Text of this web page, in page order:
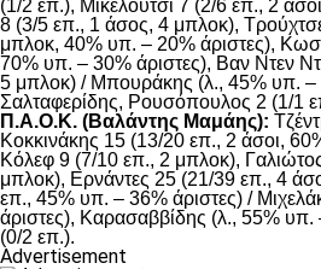
(1/2 επ.), Μικελούτσι 7 (2/6 επ., 2
8 (3/5 επ., 1 άσος, 4 μπλοκ),
μπλοκ, 40% υπ. – 20% άριστες),
70% υπ. – 30% άριστες), Βαν Ντεν
5 μπλοκ) / Μπουράκης (λ., 45% υπ. –
Σαλταφερίδης, Ρουσόπουλος 2 (1/1
Π.Α.Ο.Κ. (Βαλάντης Μαμάης):
Κοκκινάκης 15 (13/20 επ., 2 άσοι,
Κόλεφ 9 (7/10 επ., 2 μπλοκ),
μπλοκ), Ερνάντες 25 (21/39 επ., 4
επ., 45% υπ. – 36% άριστες) /
άριστες), Καρασαββίδης (λ., 55% υπ.
(0/2 επ.).
Advertisement